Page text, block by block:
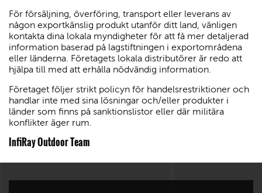
För försäljning, överföring, transport eller leverans av
någon exportkänslig produkt utanför ditt land, vänligen
kontakta dina lokala myndigheter för att få mer detaljerad
information baserad på lagstiftningen i exportområdena
eller länderna. Företagets lokala distributörer är redo att
hjälpa till med att erhålla nödvändig information.
Företaget följer strikt policyn för handelsrestriktioner och
handlar inte med sina lösningar och/eller produkter i
länder som finns på sanktionslistor eller där militära
konflikter äger rum.
InfiRay Outdoor Team